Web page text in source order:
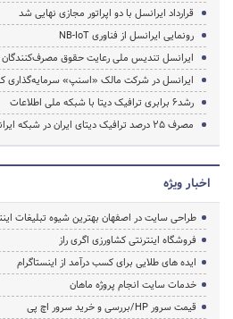
قرارداد ایرانسل با دو اپراتور مجازی نهایی شد
رونمایی ایرانسل از فناوری NB-IoT
ایرانسل تندیس ملی رعایت حقوق
ایرانسل در شرکت مالک «اسنپ» سرمایه‌گذاری
رشد6 برابری ترافیک دیتا با شبکه ملی اطلاعات
مصرف 25 درصد ترافیک دیتای ایران در شبکه ایرانسل
اخبار ویژه
طراحی سایت در اصفهان بهترین شیوه تبلیغات
فروشگاه اینترنتی کشاورزی اگری راز
ایده های طلایی برای کسب درآمد از اینستاگرام
خدمات سایت انجام پروژه ماهان
قیمت سرور HP/بررسی و خرید سرور اچ پی